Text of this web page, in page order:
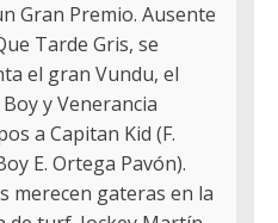
Gran Premio. Ausente
Tarde Gris, se
el gran Vundu, el
y Venerancia
a Capitan Kid (F.
E. Ortega Pavón).
merecen gateras en la